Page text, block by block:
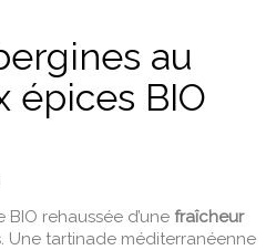
au
épices BIO
BIO rehaussée d’une fraîcheur
Une tartinade méditerranéenne